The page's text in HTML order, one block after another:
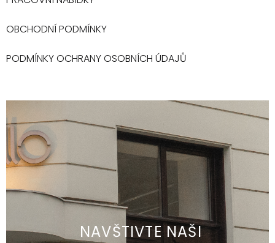
OBCHODNÍ PODMÍNKY
PODMÍNKY OCHRANY OSOBNÍCH ÚDAJŮ
NAVŠTIVTE NAŠI